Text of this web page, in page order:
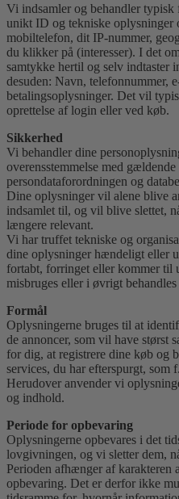
Vi indsamler og behandler
unikt ID og tekniske oplysninger
mobiltelefon, dit IP-nummer,
du klikker på (interesser). I det
samtykke hertil og selv indtaster
desuden: Navn, telefonnummer,
betalingsoplysninger. Det vil
oprettelse af login eller ved køb.
Sikkerhed
Vi behandler dine
overensstemmelse med
persondataforordningen og
Dine oplysninger vil alene blive
indsamlet til, og vil blive slettet,
længere relevant.
Vi har truffet tekniske og
dine oplysninger hændeligt eller
fortabt, forringet eller kommer til
misbruges eller i øvrigt
Formål
Oplysningerne bruges til at
de annoncer, som vil have størst
for dig, at registrere dine køb og
services, du har efterspurgt, som
Herudover anvender vi
og indhold.
Periode for opbevaring
Oplysningerne opbevares i det
lovgivningen, og vi sletter dem,
Perioden afhænger af karakteren
opbevaring. Det er derfor ikke